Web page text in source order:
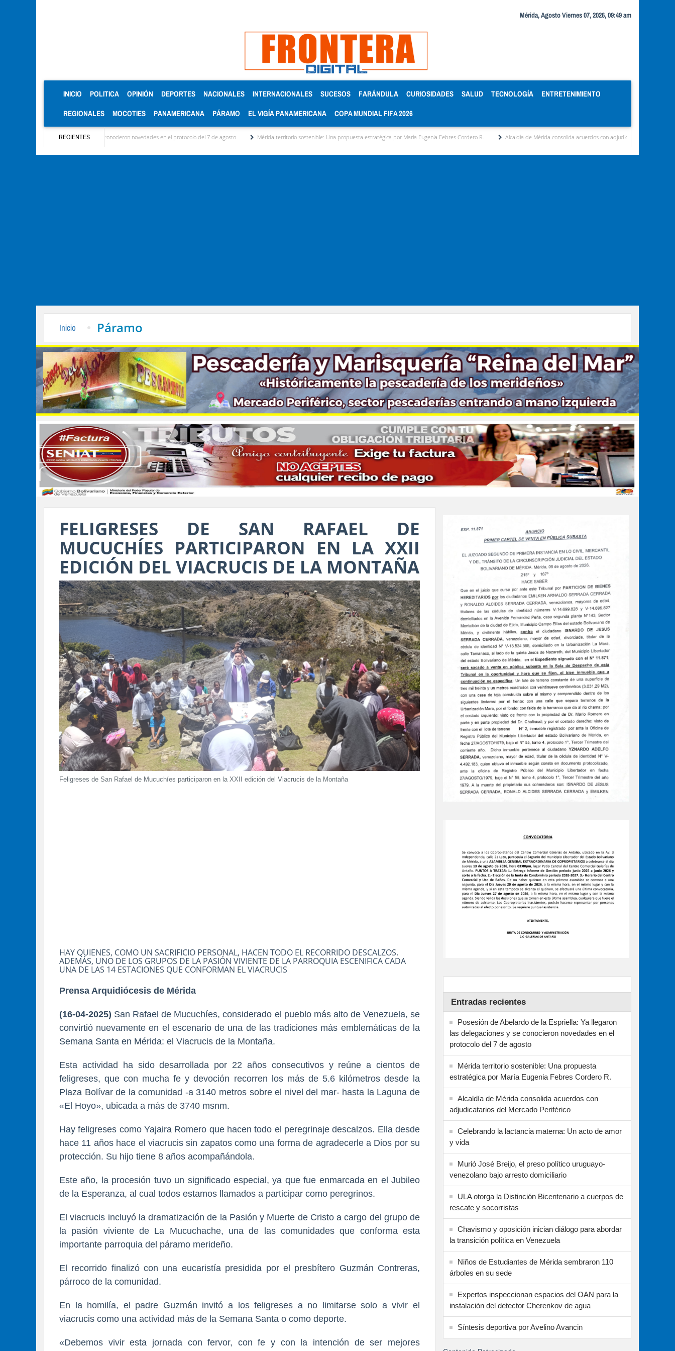
Mérida, Agosto Viernes 07, 2026, 09:49 am
INICIO (CURRENT)
POLITICA OPINIÓN DEPORTES NACIONALES INTERNACIONALES SUCESOS FARÁNDULA CURIOSIDADES SALUD TECNOLOGÍA ENTRETENIMIENTO
REGIONALES MOCOTIES PANAMERICANA PÁRAMO EL VIGÍA PANAMERICANA COPA MUNDIAL FIFA 2026
RECIENTES
las delegaciones y se conocieron novedades en el protocolo del 7 de agosto Mérida territorio sostenible: Una propuesta estratégica por María Eugenia Febres Cordero R. Alcaldía de Mérida consolida acuerdos con adjudicatarios del Mercado Periférico
Inicio Páramo
FELIGRESES DE SAN RAFAEL DE
MUCUCHÍES PARTICIPARON EN LA XXII
EDICIÓN DEL VIACRUCIS DE LA MONTAÑA
Feligreses de San Rafael de Mucuchíes participaron en la XXII edición del Viacrucis de la Montaña
HAY QUIENES, COMO UN SACRIFICIO PERSONAL, HACEN TODO EL RECORRIDO DESCALZOS.
ADEMÁS, UNO DE LOS GRUPOS DE LA PASIÓN VIVIENTE DE LA PARROQUIA ESCENIFICA CADA
UNA DE LAS 14 ESTACIONES QUE CONFORMAN EL VIACRUCIS
Prensa Arquidiócesis de Mérida
(16-04-2025) San Rafael de Mucuchíes, considerado el pueblo más alto de Venezuela, se
convirtió nuevamente en el escenario de una de las tradiciones más emblemáticas de la
Semana Santa en Mérida: el Viacrucis de la Montaña.
Esta actividad ha sido desarrollada por 22 años consecutivos y reúne a cientos de
feligreses, que con mucha fe y devoción recorren los más de 5.6 kilómetros desde la
Plaza Bolívar de la comunidad -a 3140 metros sobre el nivel del mar- hasta la Laguna de
«El Hoyo», ubicada a más de 3740 msnm.
Hay feligreses como Yajaira Romero que hacen todo el peregrinaje descalzos. Ella desde
hace 11 años hace el viacrucis sin zapatos como una forma de agradecerle a Dios por su
protección. Su hijo tiene 8 años acompañándola.
Este año, la procesión tuvo un significado especial, ya que fue enmarcada en el Jubileo
de la Esperanza, al cual todos estamos llamados a participar como peregrinos.
El viacrucis incluyó la dramatización de la Pasión y Muerte de Cristo a cargo del grupo de
la pasión viviente de La Mucuchache, una de las comunidades que conforma esta
importante parroquia del páramo merideño.
El recorrido finalizó con una eucaristía presidida por el presbítero Guzmán Contreras,
párroco de la comunidad.
En la homilía, el padre Guzmán invitó a los feligreses a no limitarse solo a vivir el
viacrucis como una actividad más de la Semana Santa o como deporte.
«Debemos vivir esta jornada con fervor, con fe y con la intención de ser mejores
Entradas recientes
Posesión de Abelardo de la Espriella: Ya llegaron
las delegaciones y se conocieron novedades en el
protocolo del 7 de agosto
Mérida territorio sostenible: Una propuesta
estratégica por María Eugenia Febres Cordero R.
Alcaldía de Mérida consolida acuerdos con
adjudicatarios del Mercado Periférico
Celebrando la lactancia materna: Un acto de amor
y vida
Murió José Breijo, el preso político uruguayo-
venezolano bajo arresto domiciliario
ULA otorga la Distinción Bicentenario a cuerpos de
rescate y socorristas
Chavismo y oposición inician diálogo para abordar
la transición política en Venezuela
Niños de Estudiantes de Mérida sembraron 110
árboles en su sede
Expertos inspeccionan espacios del OAN para la
instalación del detector Cherenkov de agua
Síntesis deportiva por Avelino Avancin